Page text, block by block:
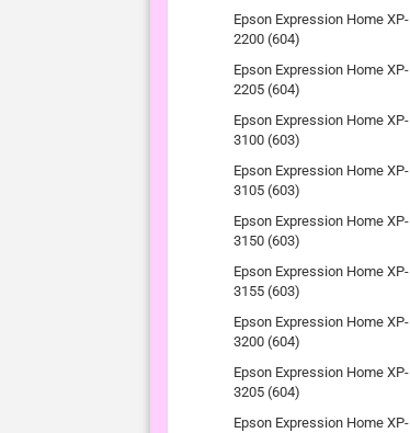
Epson Expression Home XP-
2200 (604)
Epson Expression Home XP-
2205 (604)
Epson Expression Home XP-
3100 (603)
Epson Expression Home XP-
3105 (603)
Epson Expression Home XP-
3150 (603)
Epson Expression Home XP-
3155 (603)
Epson Expression Home XP-
3200 (604)
Epson Expression Home XP-
3205 (604)
Epson Expression Home XP-